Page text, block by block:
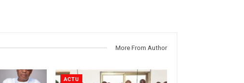
More From Author
ACTU